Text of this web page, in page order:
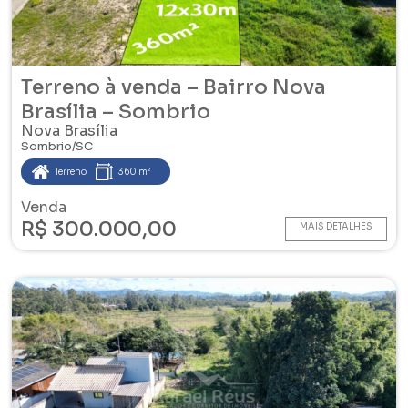
Terreno à venda – Bairro Nova
Brasília – Sombrio
Nova Brasília
Sombrio/SC
Terreno 360 m²
Venda
R$ 300.000,00 MAIS DETALHES